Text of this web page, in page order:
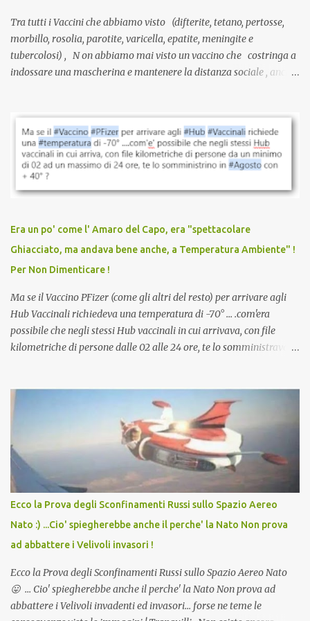
Tra tutti i Vaccini che abbiamo visto (difterite, tetano, pertosse,
morbillo, rosolia, parotite, varicella, epatite, meningite e
tubercolosi) , N on abbiamo mai visto un vaccino che costringa a
indossare una mascherina e mantenere la distanza sociale , anche
vaccinazione. Non avevamo mai sentito parlare di ricompense,
sconti, incentivi per vaccinarsi. Non avevamo mai visto
discriminazioni per coloro che non l’hanno fatto. Se non sei stato
vaccinato, nessuno aveva prima cercato di farti sentire una
persona cattiva. Non avevamo mai visto un vaccino che minacci le
vaccino usato per minacciare i mezzi di sussistenza, il lavoro o la
scuola. Non avevamo mai visto un vaccino che permettesse a un
dodicenne di ignorare il consenso dei genitori. Dopo tutti i vaccini
che abbiamo elencato sopra...
Era un po' come l' Amaro del Capo, era "spettacolare
Ghiacciato, ma andava bene anche, a Temperatura Ambiente" !
Per Non Dimenticare !
Ma se il Vaccino PFizer (come gli altri del resto) per arrivare agli
Hub Vaccinali richiedeva una temperatura di -70° ... .com'era
possibile che negli stessi Hub vaccinali in cui arrivava, con file
kilometriche di persone dalle 02 alle 24 ore, te lo somministravano
Vaccino come: l' Amaro del Capo, era "spettacolare Ghiacciato, ma
andava bene anche, a Temperatura Ambiente"! Riproponiamo
l'articolo per NON Dimenticare!
Ecco la Prova degli Sconfinamenti Russi sullo Spazio Aereo
Nato :) ...Cio' spiegherebbe anche il perche' la Nato Non prova
ad abbattere i Velivoli invasori !
Ecco la Prova degli Sconfinamenti Russi sullo Spazio Aereo Nato
😛 ... Cio' spiegherebbe anche il perche' la Nato Non prova ad
abbattere i Velivoli invadenti ed invasori... forse ne teme le